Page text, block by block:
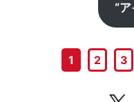
“
1 2 3